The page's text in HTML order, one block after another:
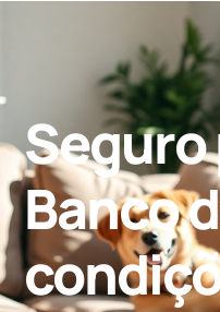
Banco